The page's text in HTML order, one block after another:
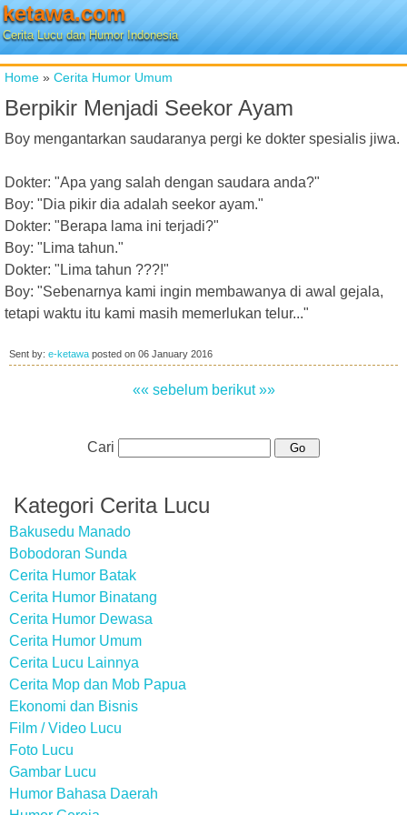
ketawa.com
Cerita Lucu dan Humor Indonesia
Home » Cerita Humor Umum
Berpikir Menjadi Seekor Ayam
Boy mengantarkan saudaranya pergi ke dokter spesialis jiwa.
Dokter: "Apa yang salah dengan saudara anda?"
Boy: "Dia pikir dia adalah seekor ayam."
Dokter: "Berapa lama ini terjadi?"
Boy: "Lima tahun."
Dokter: "Lima tahun ???!"
Boy: "Sebenarnya kami ingin membawanya di awal gejala,
tetapi waktu itu kami masih memerlukan telur..."
Sent by: e-ketawa posted on 06 January 2016
«« sebelum berikut »»
Cari
Kategori Cerita Lucu
Bakusedu Manado
Bobodoran Sunda
Cerita Humor Batak
Cerita Humor Binatang
Cerita Humor Dewasa
Cerita Humor Umum
Cerita Lucu Lainnya
Cerita Mop dan Mob Papua
Ekonomi dan Bisnis
Film / Video Lucu
Foto Lucu
Gambar Lucu
Humor Bahasa Daerah